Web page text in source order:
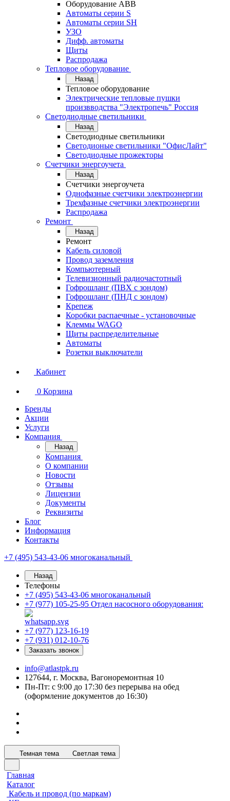
Оборудование АВВ
Автоматы серии S
Автоматы серии SH
УЗО
Дифф. автоматы
Щиты
Распродажа
Тепловое оборудование
Назад
Тепловое оборудование
Электрические тепловые пушки
произвводства "Электропечь" Россия
Светодиодные светильники
Назад
Светодиодные светильники
Светодионые светильники "ОфисЛайт"
Светодиодные прожекторы
Счетчики энергоучета
Назад
Счетчики энергоучета
Однофазные счетчики электроэнергии
Трехфазные счетчики электроэнергии
Распродажа
Ремонт
Назад
Ремонт
Кабель силовой
Провод заземления
Компьютерный
Телевизионный радиочастотный
Гофрошланг (ПВХ с зондом)
Гофрошланг (ПНД с зондом)
Крепеж
Коробки распаечные - установочные
Клеммы WAGO
Щиты распределительные
Автоматы
Розетки выключатели
Кабинет
0 Корзина
Бренды
Акции
Услуги
Компания
Назад
Компания
О компании
Новости
Отзывы
Лицензии
Документы
Реквизиты
Блог
Информация
Контакты
+7 (495) 543-43-06 многоканальный
Назад
Телефоны
+7 (495) 543-43-06 многоканальный
+7 (977) 105-25-95 Отдел насосного оборудования:
+7 (977) 123-16-19
+7 (931) 012-10-76
Заказать звонок
info@atlastpk.ru
127644, г. Москва, Вагоноремонтная 10
Пн-Пт: с 9:00 до 17:30 без перерыва на обед
(оформление документов до 16:30)
Темная тема Светлая тема
Главная
Каталог
Кабель и провод (по маркам)